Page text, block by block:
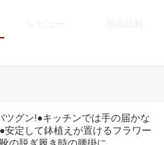
グン!●キッチンでは手の届かな
定して鉢植えが置けるフラワー
の脱ぎ履き時の腰掛に